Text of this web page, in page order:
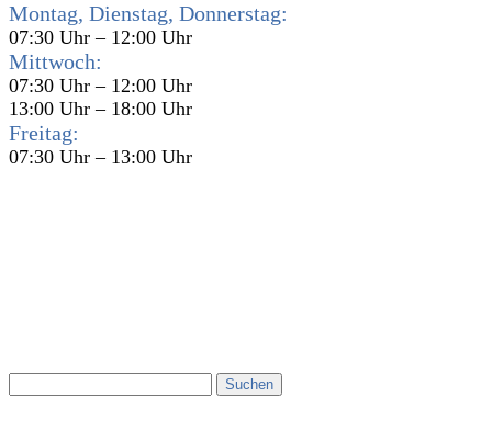
Montag, Dienstag, Donnerstag:
07:30 Uhr – 12:00 Uhr
Mittwoch:
07:30 Uhr – 12:00 Uhr
13:00 Uhr – 18:00 Uhr
Freitag:
07:30 Uhr – 13:00 Uhr